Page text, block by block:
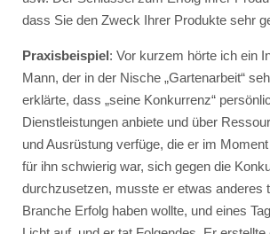
dass Sie den Zweck Ihrer Produkte sehr
Praxisbeispiel: Vor kurzem hörte ich ein
Mann, der in der Nische „Gartenarbeit“
erklärte, dass „seine Konkurrenz“
Dienstleistungen anbiete und über
und Ausrüstung verfüge, die er im
für ihn schwierig war, sich gegen die
durchzusetzen, musste er etwas anderes
Branche Erfolg haben wollte, und eines